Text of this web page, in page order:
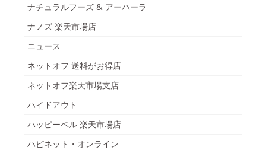
ナチュラルフーズ & アーハーラ
ナノズ 楽天市場店
ニュース
ネットオフ 送料がお得店
ネットオフ楽天市場支店
ハイドアウト
ハッピーベル 楽天市場店
ハピネット・オンライン